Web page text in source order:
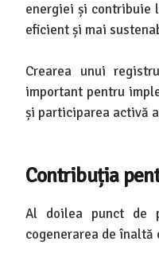
energiei și contribuie
eficient și mai
Crearea unui
important pentru
și participarea activă
Contribuția
Al doilea punct de
cogenerarea de înaltă